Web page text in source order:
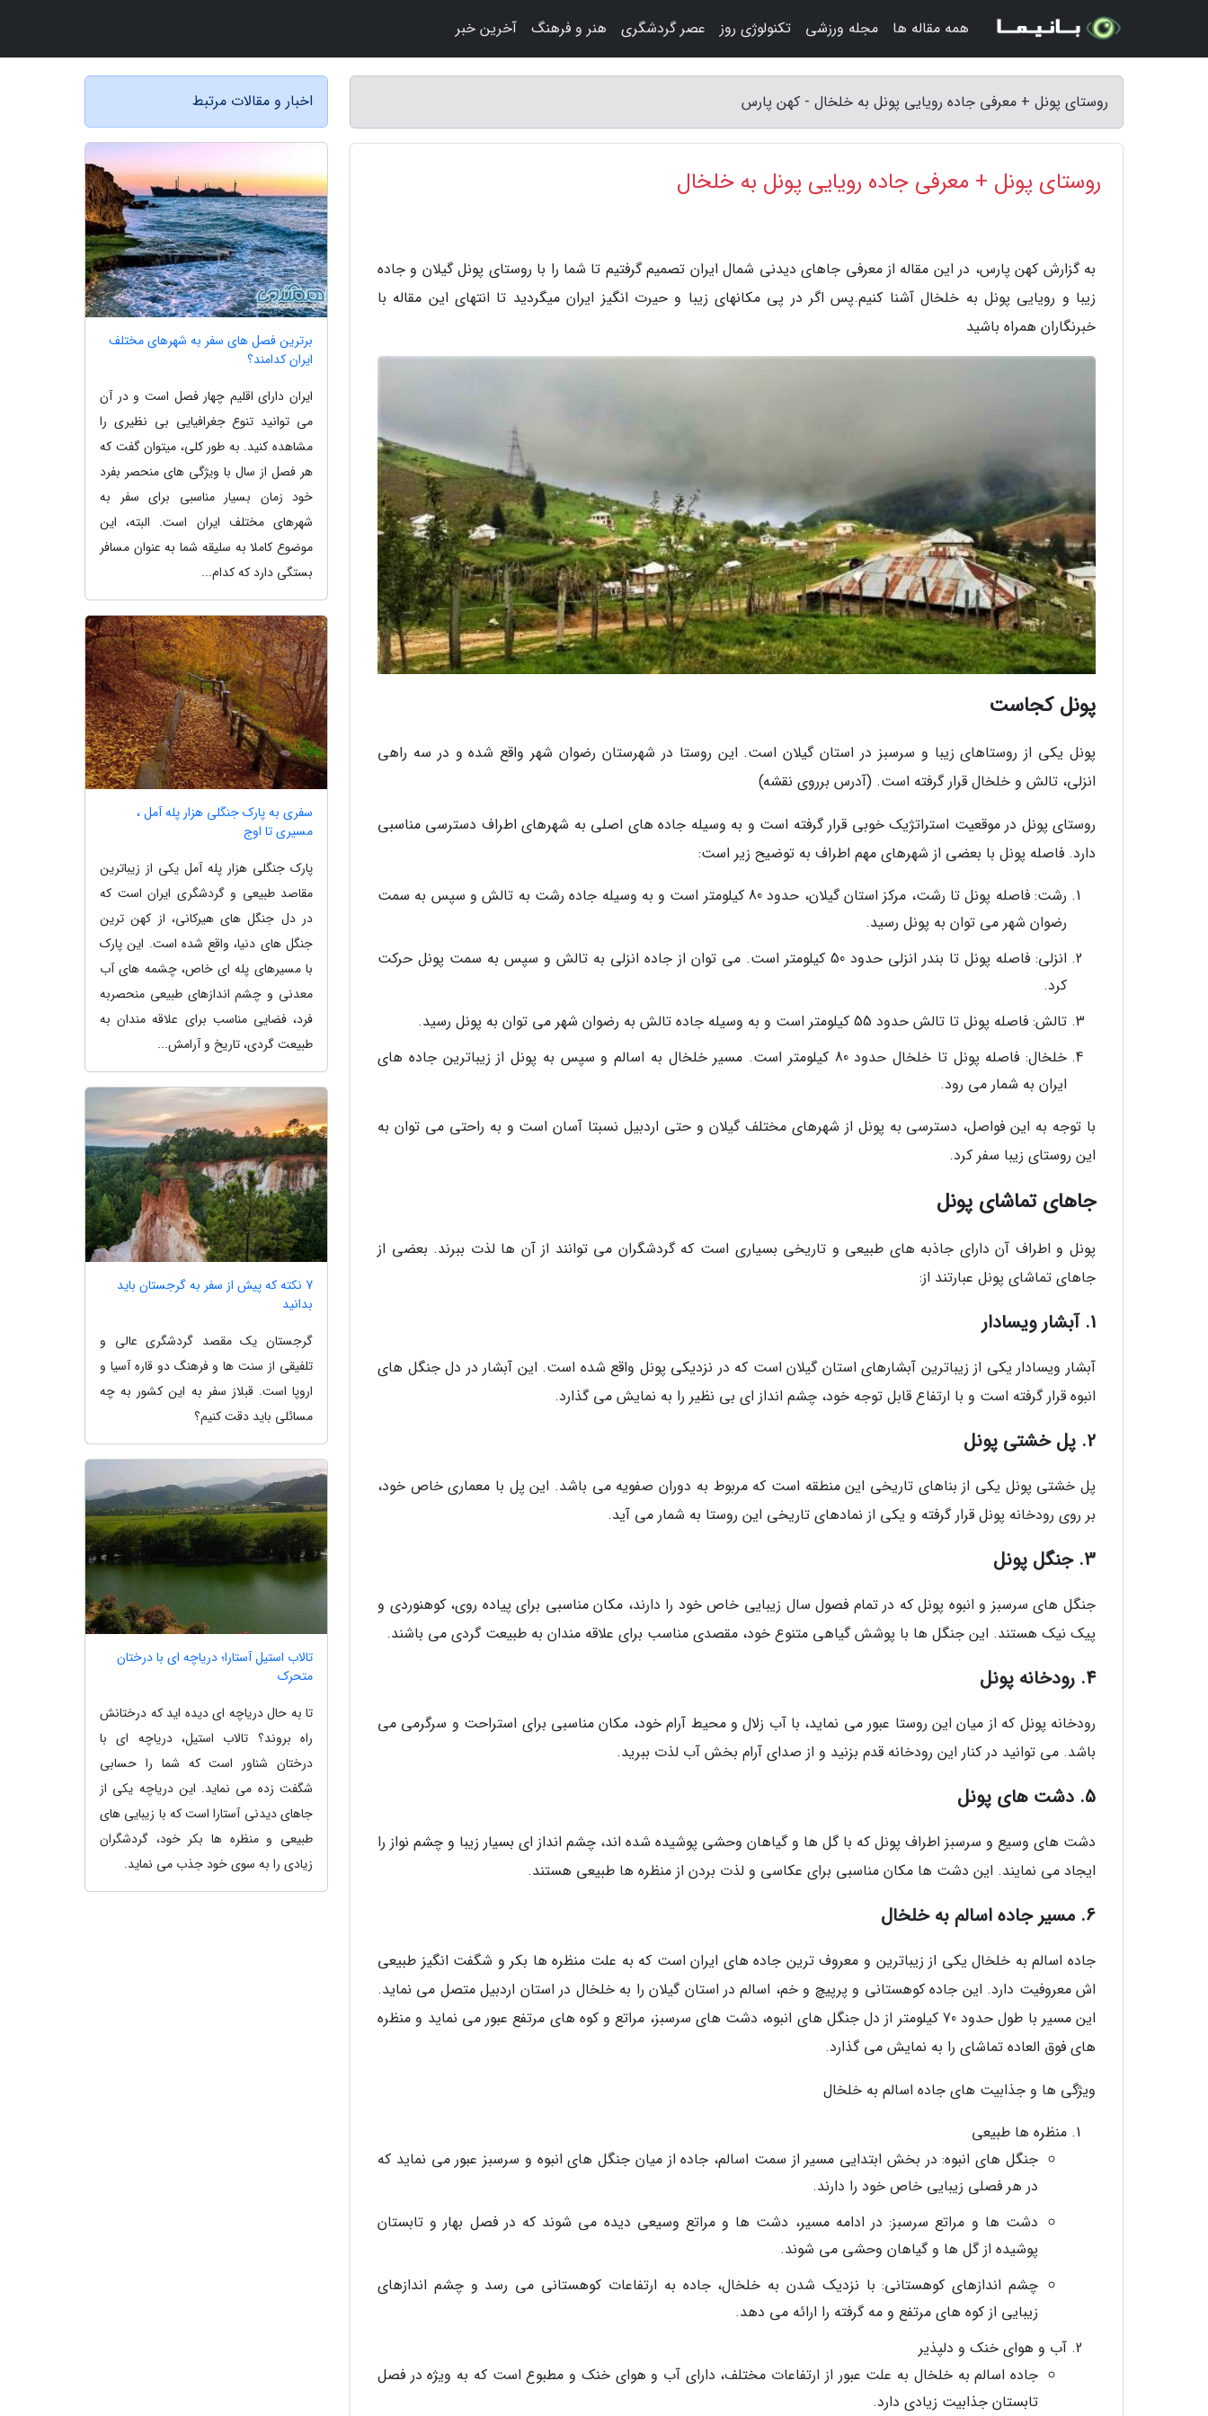
روستای پونل + معرفی جاده رویایی پونل به خلخال - کهن پارس
روستای پونل + معرفی جاده رویایی پونل به خلخال
به گزارش کهن پارس، در این مقاله از معرفی جاهای دیدنی شمال ایران تصمیم گرفتیم تا شما را با روستای پونل گیلان و جاده
زیبا و رویایی پونل به خلخال آشنا کنیم.پس اگر در پی مکانهای زیبا و حیرت انگیز ایران میگردید تا انتهای این مقاله با
خبرنگاران همراه باشید
پونل کجاست
پونل یکی از روستاهای زیبا و سرسبز در استان گیلان است. این روستا در شهرستان رضوان شهر واقع شده و در سه راهی
انزلی، تالش و خلخال قرار گرفته است. (آدرس برروی نقشه)
روستای پونل در موقعیت استراتژیک خوبی قرار گرفته است و به وسیله جاده های اصلی به شهرهای اطراف دسترسی مناسبی
دارد. فاصله پونل با بعضی از شهرهای مهم اطراف به توضیح زیر است:
رشت: فاصله پونل تا رشت، مرکز استان گیلان، حدود 80 کیلومتر است و به وسیله جاده رشت به تالش و سپس به سمت
رضوان شهر می توان به پونل رسید.
انزلی: فاصله پونل تا بندر انزلی حدود 50 کیلومتر است. می توان از جاده انزلی به تالش و سپس به سمت پونل حرکت
کرد.
تالش: فاصله پونل تا تالش حدود 55 کیلومتر است و به وسیله جاده تالش به رضوان شهر می توان به پونل رسید.
خلخال: فاصله پونل تا خلخال حدود 80 کیلومتر است. مسیر خلخال به اسالم و سپس به پونل از زیباترین جاده های
ایران به شمار می رود.
با توجه به این فواصل، دسترسی به پونل از شهرهای مختلف گیلان و حتی اردبیل نسبتا آسان است و به راحتی می توان به
این روستای زیبا سفر کرد.
جاهای تماشای پونل
پونل و اطراف آن دارای جاذبه های طبیعی و تاریخی بسیاری است که گردشگران می توانند از آن ها لذت ببرند. بعضی از
جاهای تماشای پونل عبارتند از:
1. آبشار ویسادار
آبشار ویسادار یکی از زیباترین آبشارهای استان گیلان است که در نزدیکی پونل واقع شده است. این آبشار در دل جنگل های
انبوه قرار گرفته است و با ارتفاع قابل توجه خود، چشم انداز ای بی نظیر را به نمایش می گذارد.
2. پل خشتی پونل
پل خشتی پونل یکی از بناهای تاریخی این منطقه است که مربوط به دوران صفویه می باشد. این پل با معماری خاص خود،
بر روی رودخانه پونل قرار گرفته و یکی از نمادهای تاریخی این روستا به شمار می آید.
3. جنگل پونل
جنگل های سرسبز و انبوه پونل که در تمام فصول سال زیبایی خاص خود را دارند، مکان مناسبی برای پیاده روی، کوهنوردی و
پیک نیک هستند. این جنگل ها با پوشش گیاهی متنوع خود، مقصدی مناسب برای علاقه مندان به طبیعت گردی می باشند.
4. رودخانه پونل
رودخانه پونل که از میان این روستا عبور می نماید، با آب زلال و محیط آرام خود، مکان مناسبی برای استراحت و سرگرمی می
باشد. می توانید در کنار این رودخانه قدم بزنید و از صدای آرام بخش آب لذت ببرید.
5. دشت های پونل
دشت های وسیع و سرسبز اطراف پونل که با گل ها و گیاهان وحشی پوشیده شده اند، چشم انداز ای بسیار زیبا و چشم نواز را
ایجاد می نمایند. این دشت ها مکان مناسبی برای عکاسی و لذت بردن از منظره ها طبیعی هستند.
6. مسیر جاده اسالم به خلخال
جاده اسالم به خلخال یکی از زیباترین و معروف ترین جاده های ایران است که به علت منظره ها بکر و شگفت انگیز طبیعی
اش معروفیت دارد. این جاده کوهستانی و پرپیچ و خم، اسالم در استان گیلان را به خلخال در استان اردبیل متصل می نماید.
این مسیر با طول حدود 70 کیلومتر از دل جنگل های انبوه، دشت های سرسبز، مراتع و کوه های مرتفع عبور می نماید و منظره
های فوق العاده تماشای را به نمایش می گذارد.
ویژگی ها و جذابیت های جاده اسالم به خلخال
منظره ها طبیعی
جنگل های انبوه: در بخش ابتدایی مسیر از سمت اسالم، جاده از میان جنگل های انبوه و سرسبز عبور می نماید که
در هر فصلی زیبایی خاص خود را دارند.
دشت ها و مراتع سرسبز: در ادامه مسیر، دشت ها و مراتع وسیعی دیده می شوند که در فصل بهار و تابستان
پوشیده از گل ها و گیاهان وحشی می شوند.
چشم اندازهای کوهستانی: با نزدیک شدن به خلخال، جاده به ارتفاعات کوهستانی می رسد و چشم اندازهای
زیبایی از کوه های مرتفع و مه گرفته را ارائه می دهد.
آب و هوای خنک و دلپذیر
جاده اسالم به خلخال به علت عبور از ارتفاعات مختلف، دارای آب و هوای خنک و مطبوع است که به ویژه در فصل
تابستان جذابیت زیادی دارد.
اخبار و مقالات مرتبط
برترین فصل های سفر به شهرهای مختلف
ایران کدامند؟
ایران دارای اقلیم چهار فصل است و در آن
می توانید تنوع جغرافیایی بی نظیری را
مشاهده کنید. به طور کلی، میتوان گفت که
هر فصل از سال با ویژگی های منحصر بفرد
خود زمان بسیار مناسبی برای سفر به
شهرهای مختلف ایران است. البته، این
موضوع کاملا به سلیقه شما به عنوان مسافر
بستگی دارد که کدام...
سفری به پارک جنگلی هزار پله آمل ،
مسیری تا اوج
پارک جنگلی هزار پله آمل یکی از زیباترین
مقاصد طبیعی و گردشگری ایران است که
در دل جنگل های هیرکانی، از کهن ترین
جنگل های دنیا، واقع شده است. این پارک
با مسیرهای پله ای خاص، چشمه های آب
معدنی و چشم اندازهای طبیعی منحصربه
فرد، فضایی مناسب برای علاقه مندان به
طبیعت گردی، تاریخ و آرامش...
7 نکته که پیش از سفر به گرجستان باید
بدانید
گرجستان یک مقصد گردشگری عالی و
تلفیقی از سنت ها و فرهنگ دو قاره آسیا و
اروپا است. قبلاز سفر به این کشور به چه
مسائلی باید دقت کنیم؟
تالاب استیل آستارا؛ دریاچه ای با درختان
متحرک
تا به حال دریاچه ای دیده اید که درختانش
راه بروند؟ تالاب استیل، دریاچه ای با
درختان شناور است که شما را حسابی
شگفت زده می نماید. این دریاچه یکی از
جاهای دیدنی آستارا است که با زیبایی های
طبیعی و منظره ها بکر خود، گردشگران
زیادی را به سوی خود جذب می نماید.
همه مقاله ها مجله ورزشی تکنولوژی روز عصر گردشگری هنر و فرهنگ آخرین خبر